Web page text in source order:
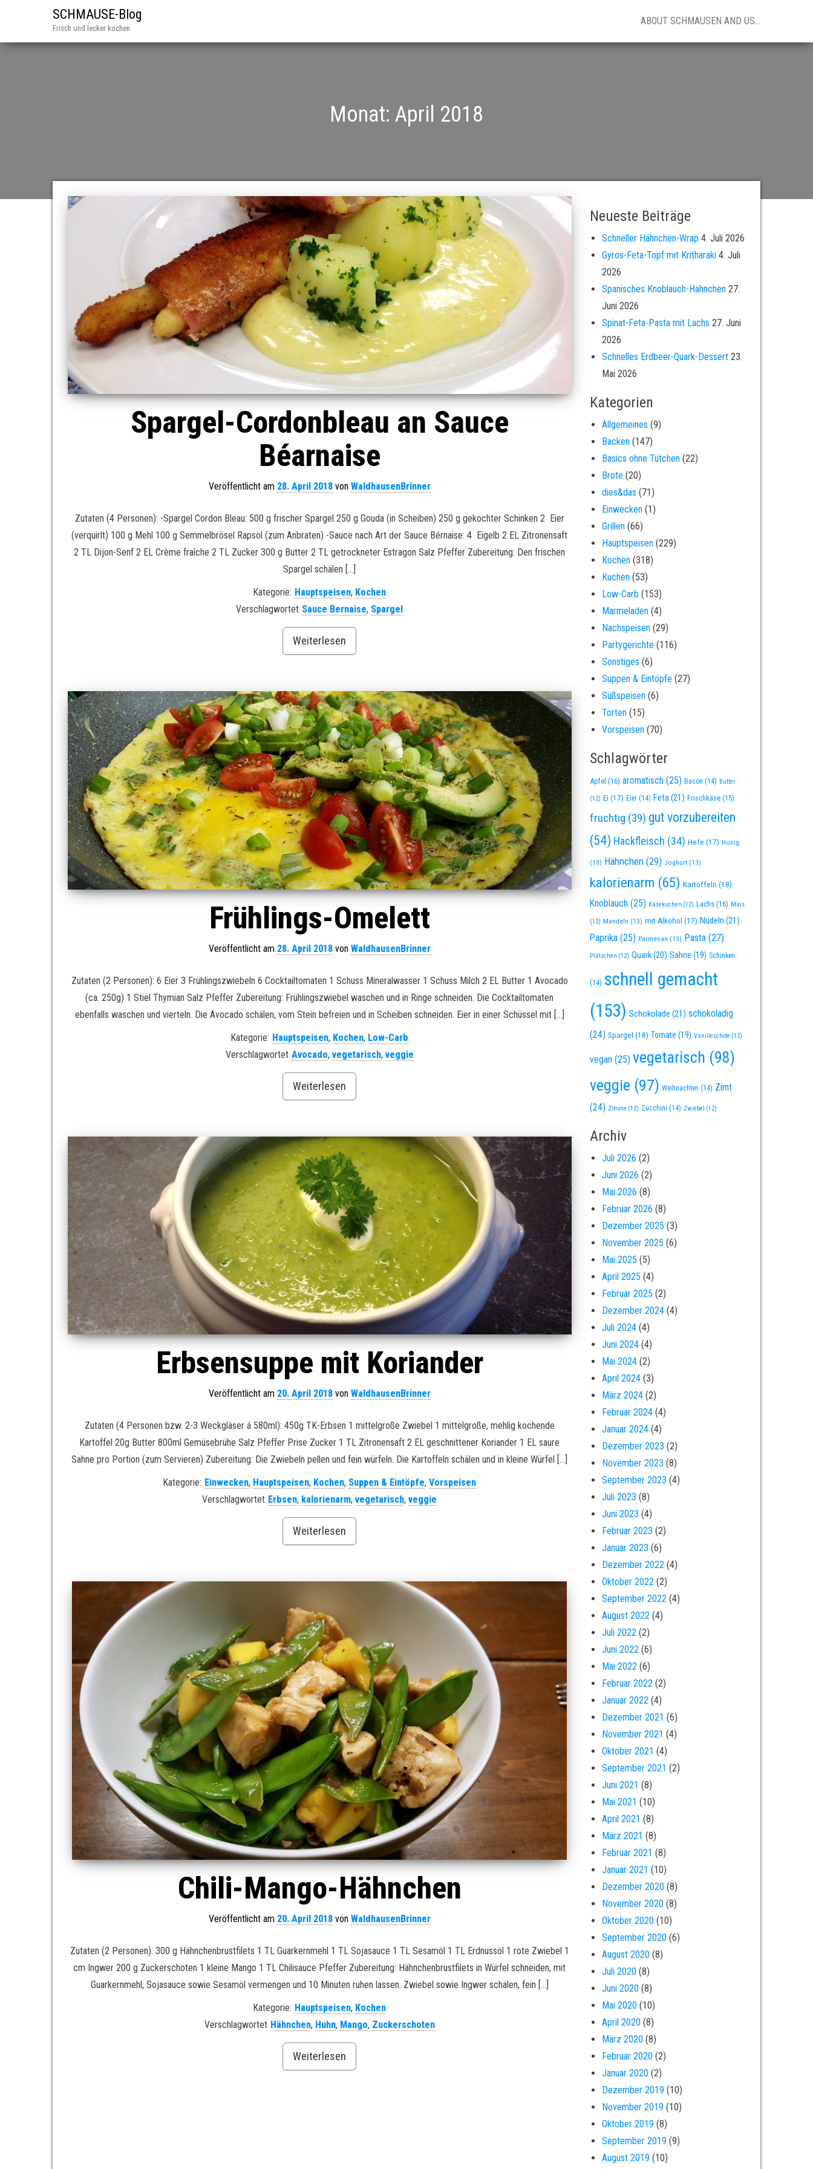
SCHMAUSE-Blog
Frisch und lecker kochen
ABOUT SCHMAUSEN AND US…
Monat: April 2018
Spargel-Cordonbleau an Sauce
Béarnaise
Veröffentlicht am 28. April 2018von WaldhausenBrinner
Zutaten (4 Personen): -Spargel Cordon Bleau: 500 g frischer Spargel 250 g Gouda (in Scheiben) 250 g gekochter Schinken 2 Eier
(verquirlt) 100 g Mehl 100 g Semmelbrösel Rapsöl (zum Anbraten) -Sauce nach Art der Sauce Bérnaise: 4 Eigelb 2 EL Zitronensaft
2 TL Dijon-Senf 2 EL Crème fraîche 2 TL Zucker 300 g Butter 2 TL getrockneter Estragon Salz Pfeffer Zubereitung: Den frischen
Spargel schälen […]
Kategorie: Hauptspeisen, Kochen
Verschlagwortet Sauce Bernaise, Spargel
Weiterlesen
Frühlings-Omelett
Veröffentlicht am 28. April 2018von WaldhausenBrinner
Zutaten (2 Personen): 6 Eier 3 Frühlingszwiebeln 6 Cocktailtomaten 1 Schuss Mineralwasser 1 Schuss Milch 2 EL Butter 1 Avocado
(ca. 250g) 1 Stiel Thymian Salz Pfeffer Zubereitung: Frühlingszwiebel waschen und in Ringe schneiden. Die Cocktailtomaten
ebenfalls waschen und vierteln. Die Avocado schälen, vom Stein befreien und in Scheiben schneiden. Eier in einer Schüssel mit […]
Kategorie: Hauptspeisen, Kochen, Low-Carb
Verschlagwortet Avocado, vegetarisch, veggie
Weiterlesen
Erbsensuppe mit Koriander
Veröffentlicht am 20. April 2018von WaldhausenBrinner
Zutaten (4 Personen bzw. 2-3 Weckgläser á 580ml): 450g TK-Erbsen 1 mittelgroße Zwiebel 1 mittelgroße, mehlig kochende
Kartoffel 20g Butter 800ml Gemüsebrühe Salz Pfeffer Prise Zucker 1 TL Zitronensaft 2 EL geschnittener Koriander 1 EL saure
Sahne pro Portion (zum Servieren) Zubereitung: Die Zwiebeln pellen und fein würfeln. Die Kartoffeln schälen und in kleine Würfel […]
Kategorie: Einwecken, Hauptspeisen, Kochen, Suppen & Eintöpfe,Vorspeisen
Verschlagwortet Erbsen, kalorienarm,vegetarisch,veggie
Weiterlesen
Chili-Mango-Hähnchen
Veröffentlicht am 20. April 2018von WaldhausenBrinner
Zutaten (2 Personen): 300 g Hähnchenbrustfilets 1 TL Guarkernmehl 1 TL Sojasauce 1 TL Sesamöl 1 TL Erdnussöl 1 rote Zwiebel 1
cm Ingwer 200 g Zuckerschoten 1 kleine Mango 1 TL Chilisauce Pfeffer Zubereitung: Hähnchenbrustfilets in Würfel schneiden, mit
Guarkernmehl, Sojasauce sowie Sesamöl vermengen und 10 Minuten ruhen lassen. Zwiebel sowie Ingwer schälen, fein […]
Kategorie: Hauptspeisen, Kochen
Verschlagwortet Hähnchen, Huhn, Mango, Zuckerschoten
Weiterlesen
Neueste Beiträge
Schneller Hähnchen-Wrap 4. Juli 2026
Gyros-Feta-Topf mit Kritharaki 4. Juli
2026
Spanisches Knoblauch-Hähnchen 27.
Juni 2026
Spinat-Feta-Pasta mit Lachs 27. Juni
2026
Schnelles Erdbeer-Quark-Dessert 23.
Mai 2026
Kategorien
Allgemeines (9)
Backen(147)
Basics ohne Tütchen(22)
Brote (20)
dies&das (71)
Einwecken(1)
Grillen(66)
Hauptspeisen(229)
Kochen(318)
Kuchen(53)
Low-Carb (153)
Marmeladen(4)
Nachspeisen(29)
Partygerichte (116)
Sonstiges (6)
Suppen & Eintöpfe (27)
Süßspeisen(6)
Torten(15)
Vorspeisen(70)
Schlagwörter
Apfel (16) aromatisch(25) Bacon (14) Butter
(12) Ei (17) Eier(14) Feta(21) Frischkäse(15)
fruchtig (39) gut vorzubereiten
(54) Hackfleisch (34) Hefe (17) Honig
(13) Hähnchen(29) Joghurt(13)
kalorienarm (65) Kartoffeln (18)
Knoblauch(25) Käsekuchen (12) Lachs(16) Mais
(12) Mandeln (13) mit Alkohol (17) Nudeln (21)
Paprika(25) Parmesan (13) Pasta(27)
Plätzchen (12) Quark(20) Sahne (19) Schinken
(14) schnell gemacht
(153) Schokolade (21) schokoladig
(24) Spargel (18) Tomate (19) Vanilleschote (12)
vegan(25) vegetarisch (98)
veggie (97) Weihnachten (14) Zimt
(24) Zitrone (12) Zucchini (14) Zwiebel (12)
Archiv
Juli 2026 (2)
Juni 2026 (2)
Mai 2026 (8)
Februar 2026 (8)
Dezember 2025 (3)
November 2025 (6)
Mai 2025 (5)
April 2025 (4)
Februar 2025 (2)
Dezember 2024(4)
Juli 2024(4)
Juni 2024(4)
Mai 2024(2)
April 2024(3)
März 2024(2)
Februar 2024(4)
Januar 2024(4)
Dezember 2023 (2)
November 2023 (8)
September 2023 (4)
Juli 2023 (8)
Juni 2023 (4)
Februar 2023 (2)
Januar 2023 (6)
Dezember 2022(4)
Oktober 2022(2)
September 2022(4)
August 2022(4)
Juli 2022(2)
Juni 2022(6)
Mai 2022(6)
Februar 2022(2)
Januar 2022(4)
Dezember 2021 (6)
November 2021 (4)
Oktober 2021 (4)
September 2021 (2)
Juni 2021 (8)
Mai 2021 (10)
April 2021 (8)
März 2021 (8)
Februar 2021 (8)
Januar 2021 (10)
Dezember 2020 (8)
November 2020 (8)
Oktober 2020 (10)
September 2020 (6)
August 2020 (8)
Juli 2020 (8)
Juni 2020 (8)
Mai 2020 (10)
April 2020 (8)
März 2020 (8)
Februar 2020 (2)
Januar 2020 (2)
Dezember 2019 (10)
November 2019 (10)
Oktober 2019 (8)
September 2019 (9)
August 2019 (10)